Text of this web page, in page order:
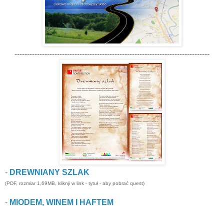
------------------------------------------------------------------------------
- DREWNIANY SZLAK
(PDF, rozmiar 1,69MB, kliknji w link - tytuł - aby pobrać quest)
- MIODEM, WINEM I HAFTEM